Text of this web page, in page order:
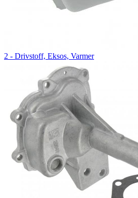
2 - Drivstoff, Eksos, Varmer